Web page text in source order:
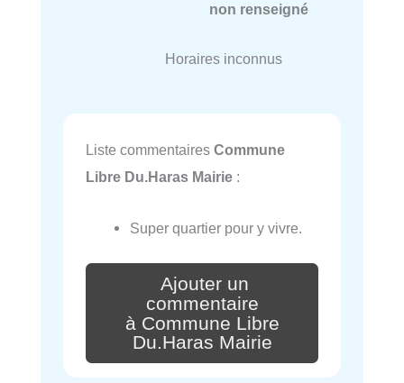
non renseigné
Horaires inconnus
Liste commentaires Commune
Libre Du.Haras Mairie :
Super quartier pour y vivre.
Ajouter un
commentaire
à Commune Libre
Du.Haras Mairie